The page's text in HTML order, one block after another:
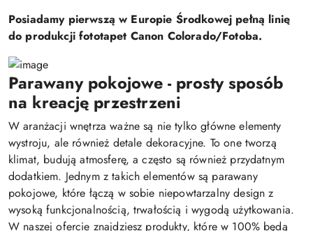
Posiadamy pierwszą w Europie Środkowej pełną linię
do produkcji fototapet Canon Colorado/Fotoba.
Parawany pokojowe - prosty sposób
na kreację przestrzeni
W aranżacji wnętrza ważne są nie tylko główne elementy
wystroju, ale również detale dekoracyjne. To one tworzą
klimat, budują atmosferę, a często są również przydatnym
dodatkiem. Jednym z takich elementów są parawany
pokojowe, które łączą w sobie niepowtarzalny design z
wysoką funkcjonalnością, trwałością i wygodą użytkowania.
W naszej ofercie znajdziesz produkty, które w 100% będą